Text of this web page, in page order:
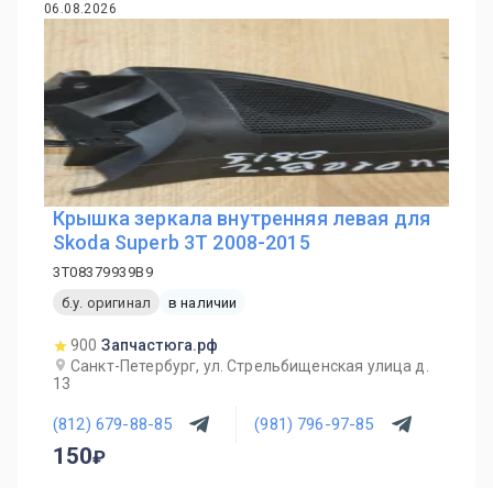
06.08.2026
Крышка зеркала внутренняя левая для
Skoda Superb 3T 2008-2015
3T08379939B9
б.у. оригинал
в наличии
900 Запчастюга.рф
Санкт-Петербург, ул. Стрельбищенская улица д.
13
(812) 679-88-85 (981) 796-97-85
150